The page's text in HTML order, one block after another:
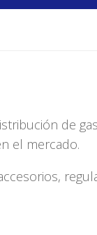
de
el mercado.